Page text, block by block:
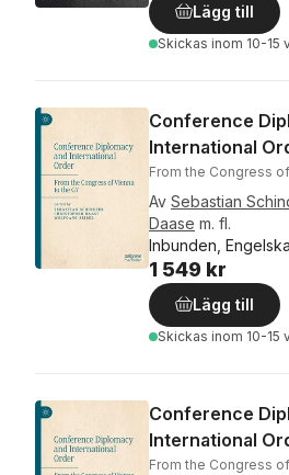
Lägg till
Skickas inom 10-15
Conference
International
From the Congress
Av Sebastian
Daase m. fl.
Inbunden,
1 549 kr
Lägg till
Skickas inom 10-15
Conference
International
From the Congress